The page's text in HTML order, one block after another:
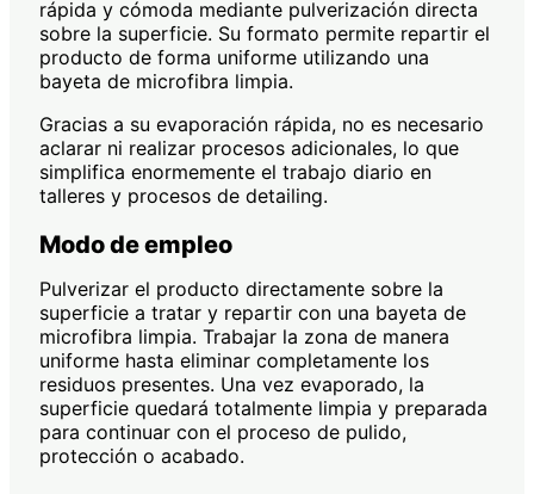
rápida y cómoda mediante pulverización directa
sobre la superficie. Su formato permite repartir el
producto de forma uniforme utilizando una
bayeta de microfibra limpia.
Gracias a su evaporación rápida, no es necesario
aclarar ni realizar procesos adicionales, lo que
simplifica enormemente el trabajo diario en
talleres y procesos de detailing.
Modo de empleo
Pulverizar el producto directamente sobre la
superficie a tratar y repartir con una bayeta de
microfibra limpia. Trabajar la zona de manera
uniforme hasta eliminar completamente los
residuos presentes. Una vez evaporado, la
superficie quedará totalmente limpia y preparada
para continuar con el proceso de pulido,
protección o acabado.